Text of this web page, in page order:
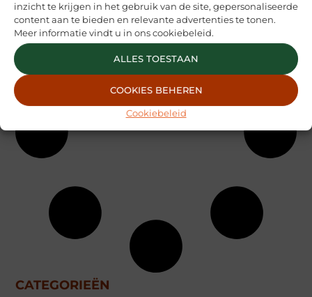
inzicht te krijgen in het gebruik van de site, gepersonaliseerde
content aan te bieden en relevante advertenties te tonen.
Meer informatie vindt u in ons cookiebeleid.
ALLES TOESTAAN
COOKIES BEHEREN
Cookiebeleid
CATEGORIEËN